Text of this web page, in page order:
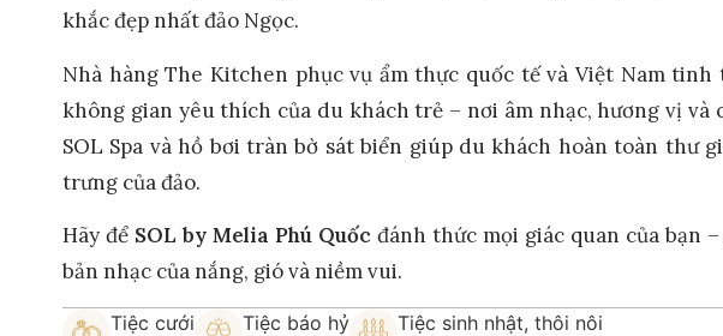
khắc đẹp nhất đảo Ngọc.
Nhà hàng The Kitchen phục vụ ẩm thực quốc tế và Việt Nam
không gian yêu thích của du khách trẻ – nơi âm nhạc, hương vị và
SOL Spa và hồ bơi tràn bờ sát biển giúp du khách hoàn toàn thư
trưng của đảo.
Hãy để SOL by Melia Phú Quốc đánh thức mọi giác quan của bạn
bản nhạc của nắng, gió và niềm vui.
Tiệc cưới Tiệc báo hỷ Tiệc sinh nhật, thôi nôi